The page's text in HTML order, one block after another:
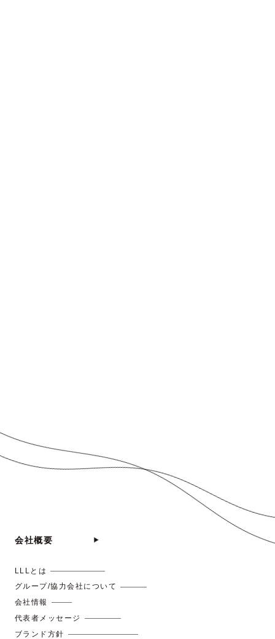
会社概要
LLLとは
グループ/協力会社について
会社情報
代表者メッセージ
ブランド方針